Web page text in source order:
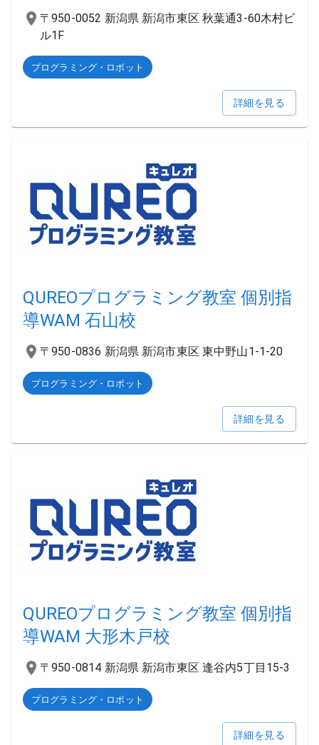
〒950-0052 新潟県 新潟市東区 秋葉通3-60木村ビ
ル1F
プログラミング・ロボット
詳細を見る
QUREOプログラミング教室 個別指
導WAM 石山校
〒950-0836 新潟県 新潟市東区 東中野山1-1-20
プログラミング・ロボット
詳細を見る
QUREOプログラミング教室 個別指
導WAM 大形木戸校
〒950-0814 新潟県 新潟市東区 逢谷内5丁目15-3
プログラミング・ロボット
詳細を見る